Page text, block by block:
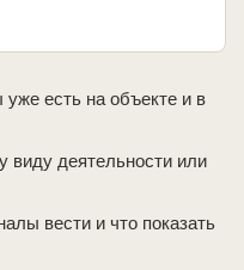
уже есть на объекте и в
виду деятельности или
вести и что показать